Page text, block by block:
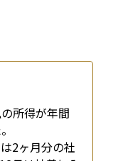
所得が年間
2ヶ月分の社